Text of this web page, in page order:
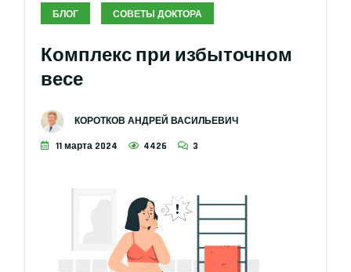
БЛОГ СОВЕТЫ ДОКТОРА
Комплекс при избыточном
весе
КОРОТКОВ АНДРЕЙ ВАСИЛЬЕВИЧ
11 марта 2024 4426 3